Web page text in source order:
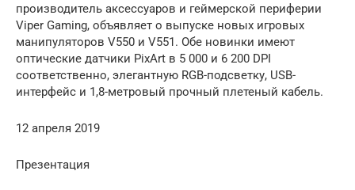
производитель аксессуаров и геймерской периферии
Viper Gaming, объявляет о выпуске новых игровых
манипуляторов V550 и V551. Обе новинки имеют
оптические датчики PixArt в 5 000 и 6 200 DPI
соответственно, элегантную RGB-подсветку, USB-
интерфейс и 1,8-метровый прочный плетеный кабель.
12 апреля 2019
Презентация